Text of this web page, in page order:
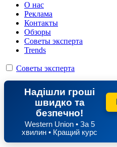
О нас
Реклама
Контакты
Обзоры
Советы эксперта
Trends
Советы эксперта
Надішли гроші
швидко та
безпечно!
Western Union • За 5
хвилин • Кращий курс